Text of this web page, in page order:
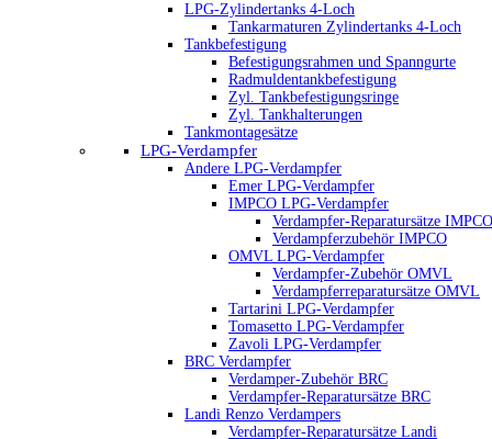
LPG-Zylindertanks 4-Loch
Tankarmaturen Zylindertanks 4-Loch
Tankbefestigung
Befestigungsrahmen und Spanngurte
Radmuldentankbefestigung
Zyl. Tankbefestigungsringe
Zyl. Tankhalterungen
Tankmontagesätze
LPG-Verdampfer
Andere LPG-Verdampfer
Emer LPG-Verdampfer
IMPCO LPG-Verdampfer
Verdampfer-Reparatursätze IMPCO
Verdampferzubehör IMPCO
OMVL LPG-Verdampfer
Verdampfer-Zubehör OMVL
Verdampferreparatursätze OMVL
Tartarini LPG-Verdampfer
Tomasetto LPG-Verdampfer
Zavoli LPG-Verdampfer
BRC Verdampfer
Verdamper-Zubehör BRC
Verdampfer-Reparatursätze BRC
Landi Renzo Verdampers
Verdampfer-Reparatursätze Landi